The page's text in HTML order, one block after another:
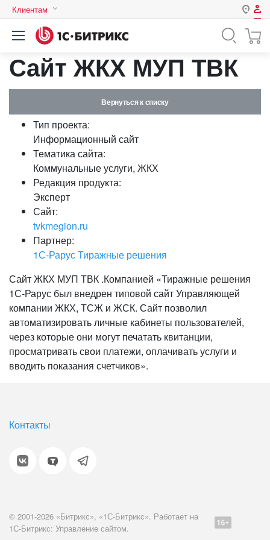
Клиентам
Казахстан
Авторизация
Нет аккаунта?Зарегистрироваться
Логин
Пароль
Запомнить меня на этом
или войдите с помощью
Сайт ЖКХ МУП ТВК
Вернуться к списку
Тип проекта:
Информационный сайт
Тематика сайта:
Коммунальные услуги, ЖКХ
Редакция продукта:
Эксперт
Сайт:
tvkmegion.ru
Партнер:
1С-Рарус Тиражные решения
Сайт ЖКХ МУП ТВК .Компанией «Тиражные решения
1С-Рарус был внедрен типовой сайт Управляющей
компании ЖКХ, ТСЖ и ЖСК. Сайт позволил
автоматизировать личные кабинеты пользователей,
через которые они могут печатать квитанции,
просматривать свои платежи, оплачивать услуги и
вводить показания счетчиков».
Контакты
© 2001-2026 «Битрикс», «1С-Битрикс». Работает на
1С-Битрикс: Управление сайтом.